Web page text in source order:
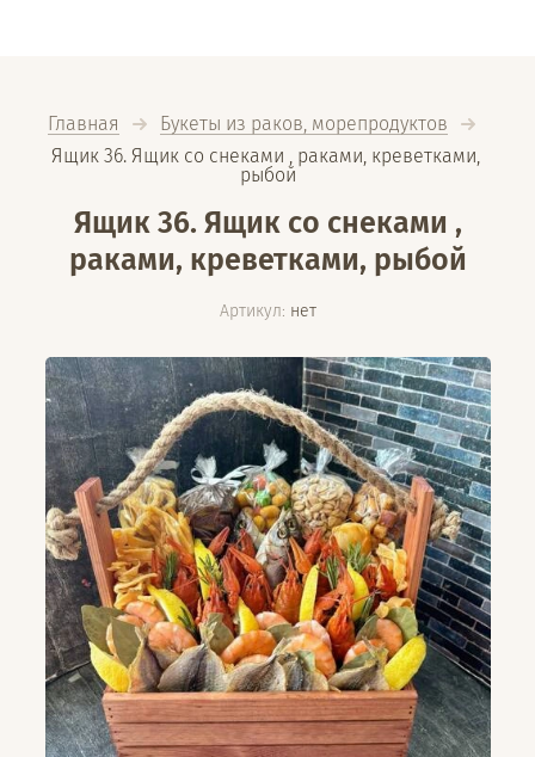
Главная
Букеты из раков, морепродуктов
Ящик 36. Ящик со снеками , раками, креветками,
рыбой
Ящик 36. Ящик со снеками ,
раками, креветками, рыбой
Артикул: нет